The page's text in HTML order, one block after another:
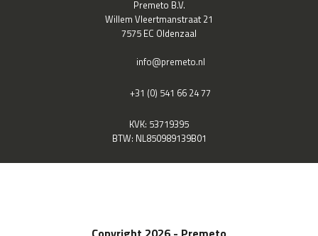
Premeto B.V.
Willem Vleertmanstraat 21
7575 EC Oldenzaal
info@premeto.nl
+31 (0) 541 66 24 77
KVK: 53719395
BTW: NL850989139B01